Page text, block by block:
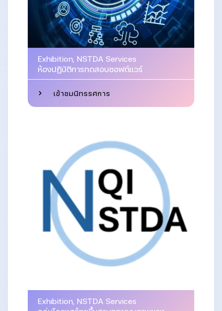
Exhibition, NSTDA Services
ห้องปฏิบัติการทดสอบซอฟต์แวร์
เข้าชมนิทรรศการ
Exhibition, NSTDA Services